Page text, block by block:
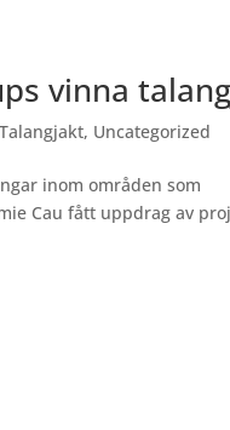
vinna
Talangjakt, Uncategorized
inom områden som
Cau fått uppdrag av